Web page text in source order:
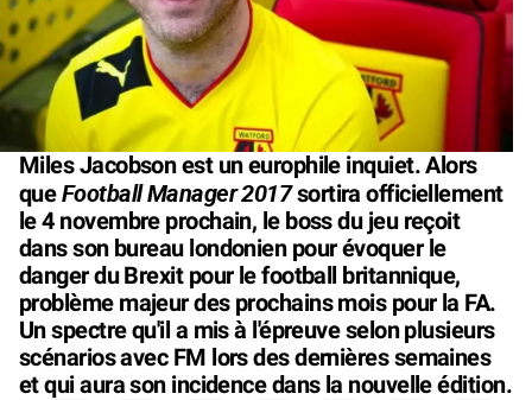
Miles Jacobson est un europhile inquiet. Alors
queFootball Manager 2017sortira officiellement
le 4 novembre prochain, le boss du jeu reçoit
dans son bureau londonien pour évoquer le
danger du Brexit pour le football britannique,
problème majeur des prochains mois pour la FA.
Un spectre qu'il a mis à l'épreuve selon plusieurs
scénarios avec FM lors des dernières semaines
et qui aura son incidence dans la nouvelle édition.